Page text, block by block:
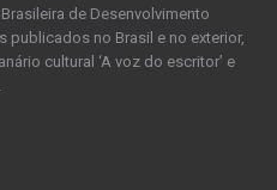
de Desenvolvimento
publicados no Brasil e no exterior,
cultural ‘A voz do escritor’ e